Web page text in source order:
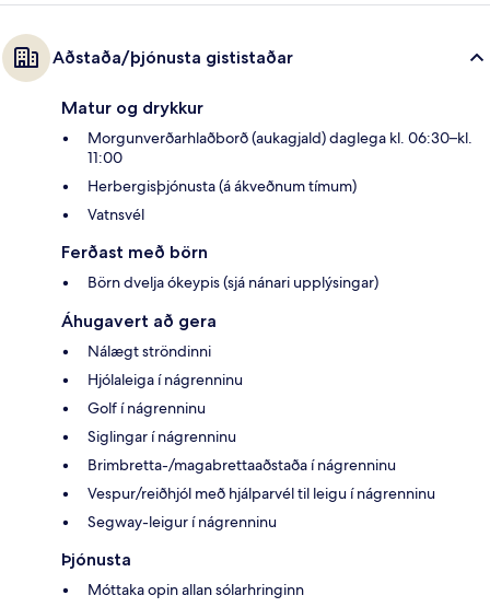
Aðstaða/þjónusta gististaðar
Matur og drykkur
Morgunverðarhlaðborð (aukagjald) daglega kl. 06:30–kl.
11:00
Herbergisþjónusta (á ákveðnum tímum)
Vatnsvél
Ferðast með börn
Börn dvelja ókeypis (sjá nánari upplýsingar)
Áhugavert að gera
Nálægt ströndinni
Hjólaleiga í nágrenninu
Golf í nágrenninu
Siglingar í nágrenninu
Brimbretta-/magabrettaaðstaða í nágrenninu
Vespur/reiðhjól með hjálparvél til leigu í nágrenninu
Segway-leigur í nágrenninu
Þjónusta
Móttaka opin allan sólarhringinn